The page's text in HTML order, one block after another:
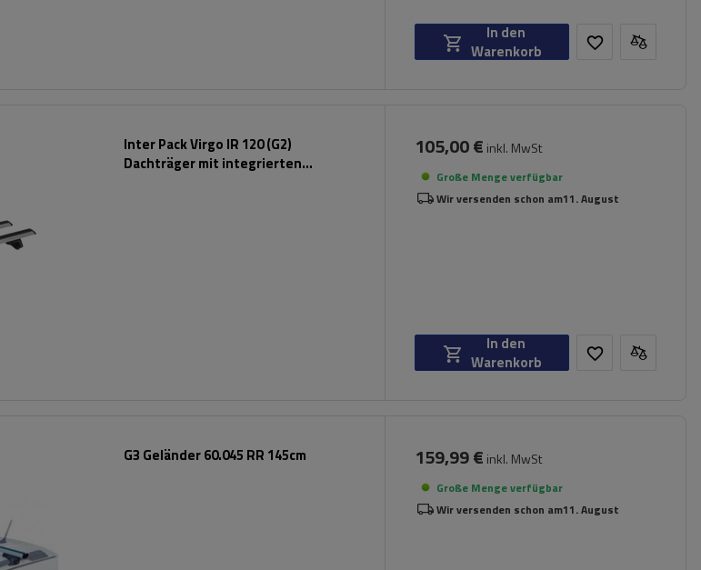
In den
Warenkorb
Inter Pack Virgo IR 120 (G2)
Dachträger mit integrierten
105,00 € inkl. MwSt
Große Menge verfügbar
Wir versenden schon am11. August
In den
Warenkorb
G3 Geländer 60.045 RR 145cm 159,99 € inkl. MwSt
Große Menge verfügbar
Wir versenden schon am11. August